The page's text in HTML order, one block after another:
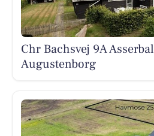
Chr Bachsvej 9A
Augustenborg